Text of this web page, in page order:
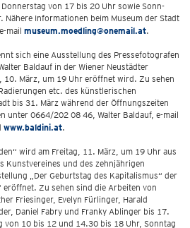
von 17 bis 20 Uhr sowie Sonn-
Nähere Informationen beim Museum der Stadt
mail museum.moedling@onemail.at.
sich eine Ausstellung des Pressefotografen
Baldauf in der Wiener Neustädter
10. März, um 19 Uhr eröffnet wird. Zu sehen
etc. des künstlerischen
bis 31. März während der Öffnungszeiten
unter 0664/202 08 46, Walter Baldauf, e-mail
www.baldini.at.
wird am Freitag, 11. März, um 19 Uhr aus
Kunstvereines und des zehnjährigen
„Der Geburtstag des Kapitalismus“ der
Zu sehen sind die Arbeiten von
Friesinger, Evelyn Fürlinger, Harald
Daniel Fabry und Franky Ablinger bis 17.
von 10 bis 12 und 14.30 bis 18 Uhr, Sonntag